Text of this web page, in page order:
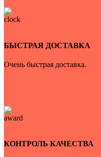
БЫСТРАЯ ДОСТАВКА
Очень быстрая доставка.
КОНТРОЛЬ КАЧЕСТВА